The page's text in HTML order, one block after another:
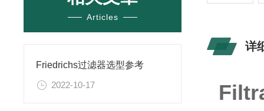
Articles
Friedrichs过滤器选型参考
2022-10-17
详